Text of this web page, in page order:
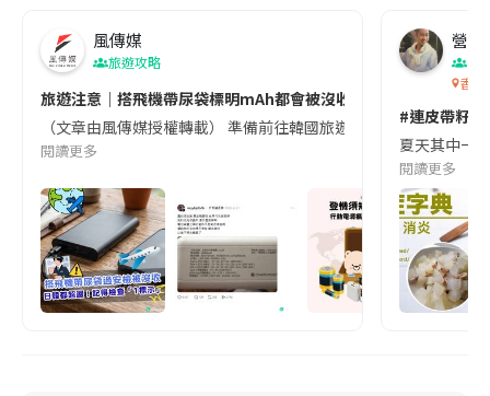
風傳媒
旅遊攻略
旅遊注意｜搭飛機帶尿袋標明mAh都會被沒收😱出發前切記檢查
（文章由風傳媒授權轉載） 準備前往韓國旅遊的民眾，近期要
閱讀更多
營養
香港
#連皮帶籽
夏天其中一
閱讀更多